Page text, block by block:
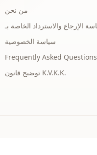
من نحن
سياسة الخصوصية
Frequently Asked Questions
توضيح قانون K.V.K.K.